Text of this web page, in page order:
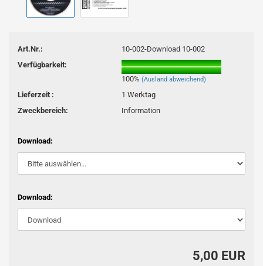
Art.Nr.:
10-002-Download 10-002
Verfügbarkeit:
100% (Ausland abweichend)
Lieferzeit :
1 Werktag
Zweckbereich:
Information
Download:
Download:
5,00 EUR